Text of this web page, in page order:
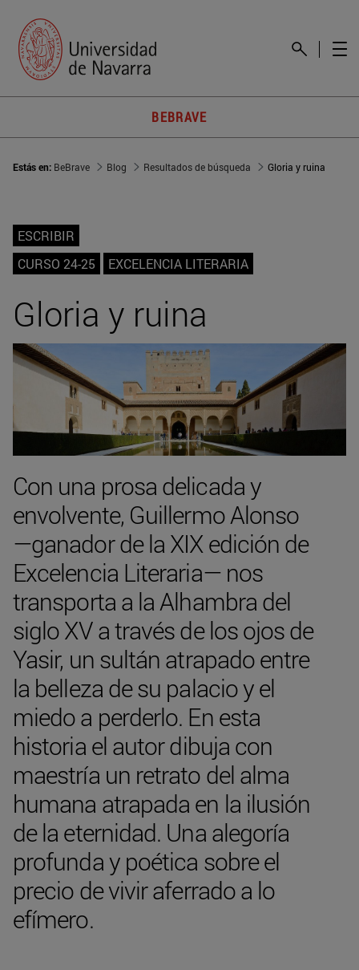
BEBRAVE
Estás en: BeBrave Blog Resultados de búsqueda Gloria y ruina
ESCRIBIR
CURSO 24-25
EXCELENCIA LITERARIA
Gloria y ruina
Con una prosa delicada y
envolvente, Guillermo Alonso
—ganador de la XIX edición de
Excelencia Literaria— nos
transporta a la Alhambra del
siglo XV a través de los ojos de
Yasir, un sultán atrapado entre
la belleza de su palacio y el
miedo a perderlo. En esta
historia el autor dibuja con
maestría un retrato del alma
humana atrapada en la ilusión
de la eternidad. Una alegoría
profunda y poética sobre el
precio de vivir aferrado a lo
efímero.